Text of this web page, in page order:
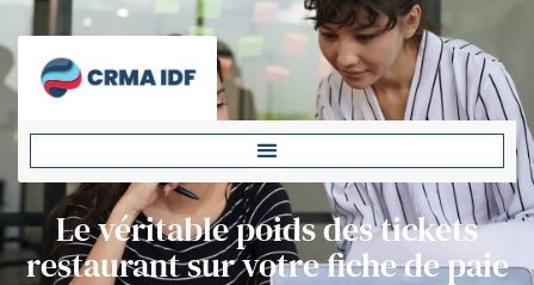
Le véritable poids des tickets
restaurant sur votre fiche de paie